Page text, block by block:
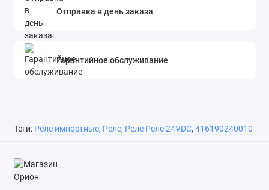
Отправка в день заказа
Гарантийное обслуживание
Теги: Реле импортные, Реле, Реле Реле 24VDC, 416190240010